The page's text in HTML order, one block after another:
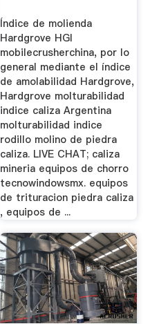
Índice de molienda
Hardgrove HGI
mobilecrusherchina, por lo
general mediante el índice
de amolabilidad Hardgrove,
Hardgrove molturabilidad
indice caliza Argentina
molturabilidad indice
rodillo molino de piedra
caliza. LIVE CHAT; caliza
mineria equipos de chorro
tecnowindowsmx. equipos
de trituracion piedra caliza
, equipos de ...